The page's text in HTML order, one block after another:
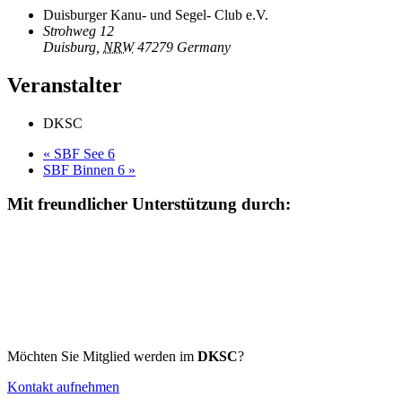
Duisburger Kanu- und Segel- Club e.V.
Strohweg 12
Duisburg NRW 47279 Germany
Veranstalter
DKSC
« SBF See 6
SBF Binnen 6 »
Mit freundlicher Unterstützung durch:
Möchten Sie Mitglied werden im DKSC?
Kontakt aufnehmen